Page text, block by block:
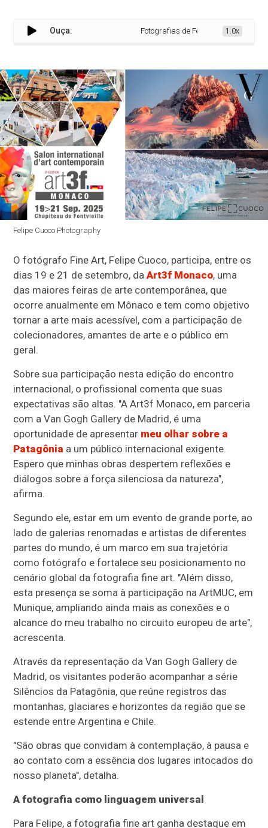
Ouça: Fotografias de Felipe Cuoco chegam à
1.0x
Felipe Cuoco Photography
O fotógrafo Fine Art, Felipe Cuoco, participa, entre os
dias 19 e 21 de setembro, daArt3f Monaco, uma
das maiores feiras de arte contemporânea, que
ocorre anualmente em Mônaco e tem como objetivo
tornar a arte mais acessível, com a participação de
colecionadores, amantes de arte e o público em
geral.
Sobre sua participação nesta edição do encontro
internacional, o profissional comenta que suas
expectativas são altas. "A Art3f Monaco, em parceria
com a Van Gogh Gallery de Madrid, é uma
oportunidade de apresentar meu olhar sobre a
Patagônia a um público internacional exigente.
Espero que minhas obras despertem reflexões e
diálogos sobre a força silenciosa da natureza",
afirma.
Segundo ele, estar em um evento de grande porte, ao
lado de galerias renomadas e artistas de diferentes
partes do mundo, é um marco em sua trajetória
como fotógrafo e fortalece seu posicionamento no
cenário global da fotografia fine art. "Além disso,
esta presença se soma à participação na ArtMUC, em
Munique, ampliando ainda mais as conexões e o
alcance do meu trabalho no circuito europeu de arte",
acrescenta.
Através da representação da Van Gogh Gallery de
Madrid, os visitantes poderão acompanhar a série
Silêncios da Patagônia, que reúne registros das
montanhas, glaciares e horizontes da região que se
estende entre Argentina e Chile.
"São obras que convidam à contemplação, à pausa e
ao contato com a essência dos lugares intocados do
nosso planeta", detalha.
A fotografia como linguagem universal
Para Felipe, a fotografia fine art ganha destaque em